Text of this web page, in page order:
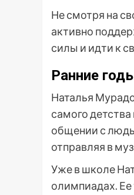
Не смотря на
активно
силы и идти к
Ранние
Наталья
самого
общении с
отправляя в
Уже в школе
олимпиадах.